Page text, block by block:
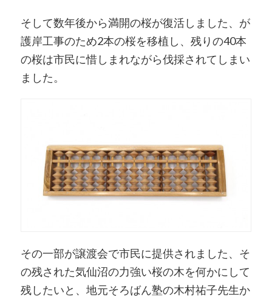
そして数年後から満開の桜が復活しました、が
護岸工事のため2本の桜を移植し、残りの40本
の桜は市民に惜しまれながら伐採されてしまい
ました。
その一部が譲渡会で市民に提供されました、そ
の残された気仙沼の力強い桜の木を何かにして
残したいと、地元そろばん塾の木村祐子先生か